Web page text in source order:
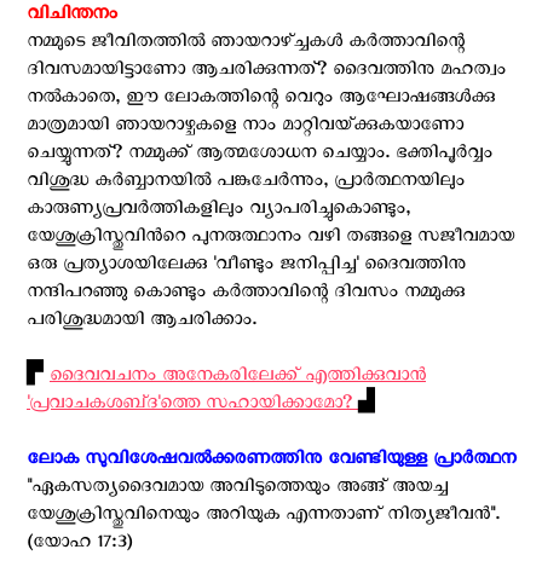
വിചിന്തനം
നമ്മുടെ ജീവിതത്തിൽ ഞായറാഴ്ച്ചകൾ കർത്താവിന്റെ
ദിവസമായിട്ടാണോ ആചരിക്കുന്നത്? ദൈവത്തിനു മഹത്വം
നൽകാതെ, ഈ ലോകത്തിന്റെ വെറും ആഘോഷങ്ങൾക്കു
മാത്രമായി ഞായറാഴ്ചകളെ നാം മാറ്റിവയ്‌ക്കുകയാണോ
ചെയ്യുന്നത്? നമ്മുക്ക് ആത്മശോധന ചെയ്യാം. ഭക്തിപൂർവ്വം
വിശുദ്ധ കുർബ്ബാനയിൽ പങ്കുചേർന്നും, പ്രാർത്ഥനയിലും
കാരുണ്യപ്രവർത്തികളിലും വ്യാപരിച്ചുകൊണ്ടും,
യേശുക്രിസ്തുവിന്‍റെ പുനരുത്ഥാനം വഴി തങ്ങളെ സജീവമായ
ഒരു പ്രത്യാശയിലേക്കു 'വീണ്ടും ജനിപ്പിച്ച' ദൈവത്തിനു
നന്ദിപറഞ്ഞു കൊണ്ടും കർത്താവിന്റെ ദിവസം നമ്മുക്കു
പരിശുദ്ധമായി ആചരിക്കാം.
▛ ദൈവവചനം അനേകരിലേക്ക് എത്തിക്കുവാന്‍
'പ്രവാചകശബ്‌ദ'ത്തെ സഹായിക്കാമോ?▟
ലോക സുവിശേഷവൽക്കരണത്തിനു വേണ്ടിയുള്ള പ്രാർത്ഥന
"ഏകസത്യദൈവമായ അവിടുത്തെയും അങ്ങ് അയച്ച
യേശുക്രിസ്തുവിനെയും അറിയുക എന്നതാണ് നിത്യജീവൻ".
(യോഹ 17:3)